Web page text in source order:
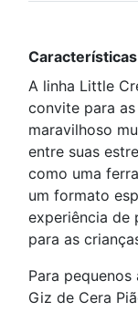
A linha Little
convite para
maravilhoso
entre suas
como uma
um formato
experiência de
para as
Para
Giz de Cera